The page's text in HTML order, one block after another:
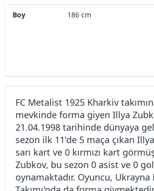
Boy 186 cm
FC Metalist 1925 Kharkiv
mevkinde forma giyen Illya
21.04.1998 tarihinde dünyaya
sezon ilk 11'de 5 maça çıkan
sarı kart ve 0 kırmızı kart
Zubkov, bu sezon 0 asist ve 0
oynamaktadır. Oyuncu, Ukrayna